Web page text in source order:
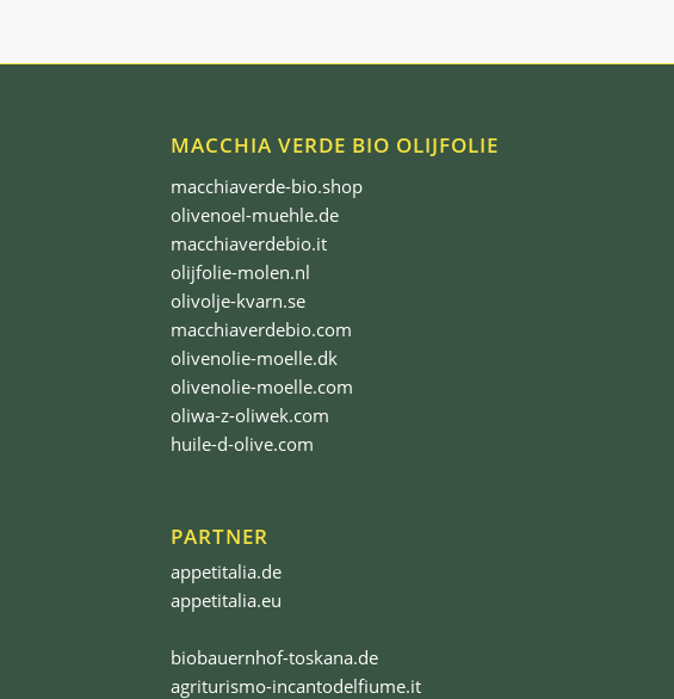
MACCHIA VERDE BIO OLIJFOLIE
macchiaverde-bio.shop
olivenoel-muehle.de
macchiaverdebio.it
olijfolie-molen.nl
olivolje-kvarn.se
macchiaverdebio.com
olivenolie-moelle.dk
olivenolie-moelle.com
oliwa-z-oliwek.com
huile-d-olive.com
PARTNER
appetitalia.de
appetitalia.eu
biobauernhof-toskana.de
agriturismo-incantodelfiume.it